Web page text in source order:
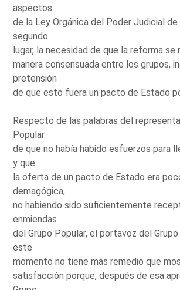
aspectos
de la Ley Orgánica del Poder Judicial de
segundo
lugar, la necesidad de que la reforma se
manera consensuada entre los grupos,
pretensión
de que esto fuera un pacto de Estado
Respecto de las palabras del
Popular
de que no había habido esfuerzos para
y que
la oferta de un pacto de Estado era
demagógica,
no habiendo sido suficientemente
enmiendas
del Grupo Popular, el portavoz del
este
momento no tiene más remedio que
satisfacción porque, después de esa